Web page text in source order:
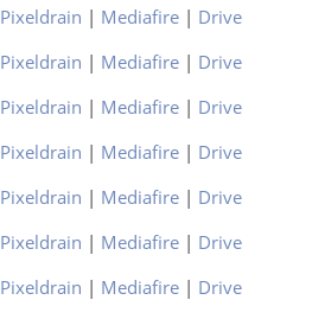
Pixeldrain | Mediafire | Drive
Pixeldrain | Mediafire | Drive
Pixeldrain | Mediafire | Drive
Pixeldrain | Mediafire | Drive
Pixeldrain | Mediafire | Drive
Pixeldrain | Mediafire | Drive
Pixeldrain | Mediafire | Drive